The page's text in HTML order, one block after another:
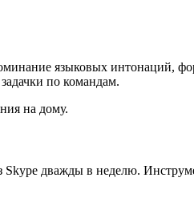
языковых интонаций,
по командам.
на дому.
Skype дважды в неделю.